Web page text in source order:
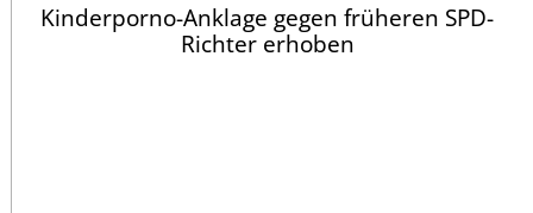
Kinderporno-Anklage gegen früheren SPD-
Richter erhoben